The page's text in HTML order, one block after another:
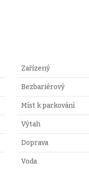
Zařízený
Bezbariérový
Míst k parkování
Výtah
Doprava
Voda